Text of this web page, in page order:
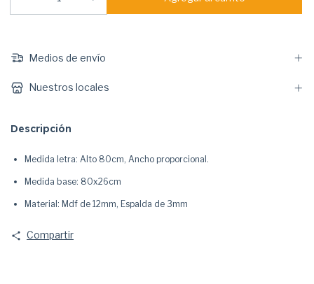
Medios de envío
Nuestros locales
Descripción
Medida letra: Alto 80cm, Ancho proporcional.
Medida base: 80x26cm
Material: Mdf de 12mm, Espalda de 3mm
Compartir